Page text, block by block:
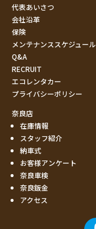
代表あいさつ
会社沿革
保険
メンテナンススケジュール
Q&A
RECRUIT
エコレンタカー
プライバシーポリシー
奈良店
在庫情報
スタッフ紹介
納車式
お客様アンケート
奈良車検
奈良鈑金
アクセス